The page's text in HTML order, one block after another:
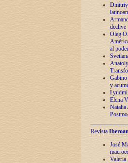
Dmitriy
declive
Oleg
al poder
y
Elena
Natalia
Revista
José
Valeria